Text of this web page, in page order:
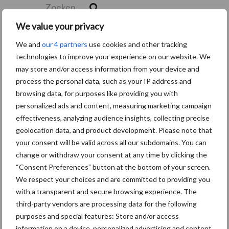
We value your privacy
We and our 4 partners use cookies and other tracking
technologies to improve your experience on our website. We
may store and/or access information from your device and
process the personal data, such as your IP address and
browsing data, for purposes like providing you with
personalized ads and content, measuring marketing campaign
effectiveness, analyzing audience insights, collecting precise
geolocation data, and product development. Please note that
your consent will be valid across all our subdomains. You can
change or withdraw your consent at any time by clicking the
“Consent Preferences” button at the bottom of your screen.
We respect your choices and are committed to providing you
with a transparent and secure browsing experience. The
third-party vendors are processing data for the following
purposes and special features: Store and/or access
Recente berichten
“Hoge verwachtingen van schijven voor kouters”
Albourgh Tyres breidt uit naar nieuwe marktsegmenten
Caterpillar breidt gamma elektrische bulldozers uit
Komatsu HM460-6 knikdumper legt lat opnieuw hoger
Nieuwe compacte gedragen pootcombinatie van AVR
Recente reacties
Paul Jacobs
Fendt kondigt nieuwe trekker aan deze